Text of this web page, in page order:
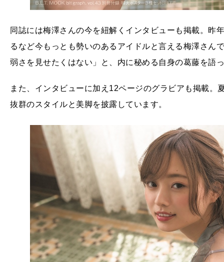
同誌には梅澤さんの今を紐解くインタビューも掲載。昨
るなど今もっとも勢いのあるアイドルと言える梅澤さん
弱さを見せたくはない」と、内に秘める自身の葛藤を語
また、インタビューに加え12ページのグラビアも掲載。
抜群のスタイルと美脚を披露しています。